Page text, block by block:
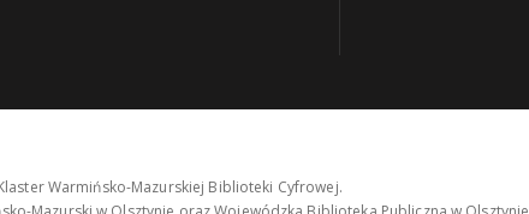
Warmińsko-Mazurskiej Biblioteki Cyfrowej.